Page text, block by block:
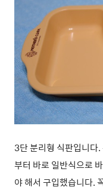
3단 분리형 식판입니다
부터 바로 일반식으로
야 해서 구입했습니다.